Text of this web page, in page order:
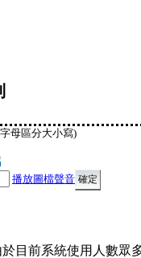
母區分大小寫)
播放圖檔聲音
目前系統使用人數眾